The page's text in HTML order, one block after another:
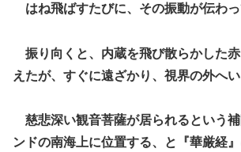
はね飛ばすたびに、その振動が伝わっ
振り向くと、内蔵を飛び散らかした
えたが、すぐに遠ざかり、視界の外へい
慈悲深い観音菩薩が居られるという
ンドの南海上に位置する、と『華厳経』